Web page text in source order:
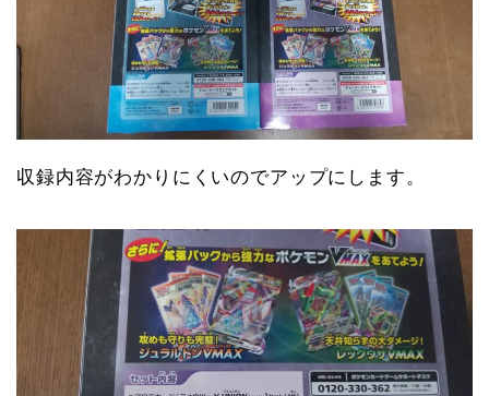
収録内容がわかりにくいのでアップにします。